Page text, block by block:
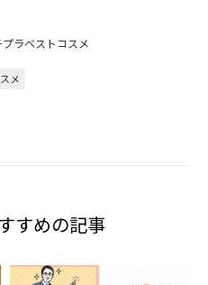
ラベストコスメ
メ
すめの記事